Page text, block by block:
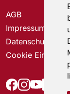
AGB
Impressum
Datenschutz
Cookie